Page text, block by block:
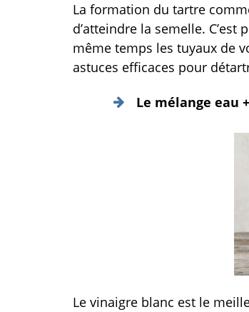
La formation du tartre
d’atteindre la semelle.
même temps les tuyaux de
astuces efficaces pour
Le mélange eau
Le vinaigre blanc est le